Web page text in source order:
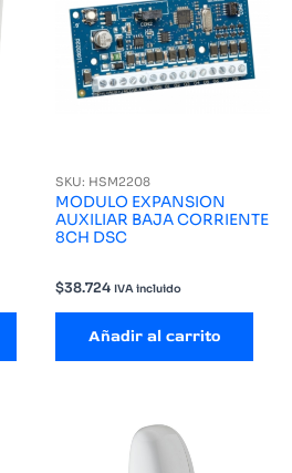
SKU: HSM2208
MODULO EXPANSION
AUXILIAR BAJA CORRIENTE
8CH DSC
$38.724 IVA incluido
Añadir al carrito